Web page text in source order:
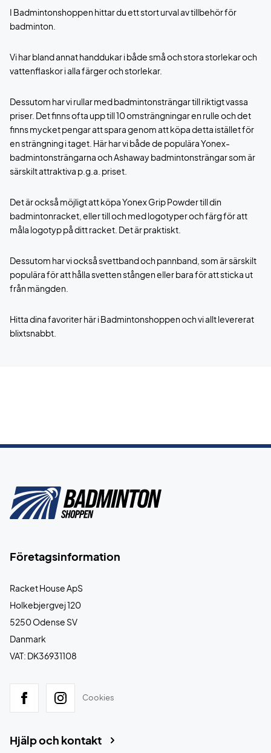
I Badmintonshoppen hittar du ett stort urval av tillbehör för
badminton.
Vi har bland annat handdukar i både små och stora storlekar och
vattenflaskor i alla färger och storlekar.
Dessutom har vi rullar med badmintonsträngar till riktigt vassa
priser. Det finns ofta upp till 10 omsträngningar en rulle och det
finns mycket pengar att spara genom att köpa detta istället för
en strängning i taget. Här har vi både de populära Yonex-
badmintonsträngarna och Ashaway badmintonsträngar som är
särskilt attraktiva p.g.a. priset.
Det är också möjligt att köpa Yonex Grip Powder till din
badmintonracket, eller till och med logotyper och färg för att
måla logotyp på ditt racket. Det är praktiskt.
Dessutom har vi också svettband och pannband, som är särskilt
populära för att hålla svetten stången eller bara för att sticka ut
från mängden.
Hitta dina favoriter här i Badmintonshoppen och vi allt levererat
blixtsnabbt.
Företagsinformation
Racket House ApS
Holkebjergvej 120
5250 Odense SV
Danmark
VAT: DK36931108
Cookies
Hjälp och kontakt